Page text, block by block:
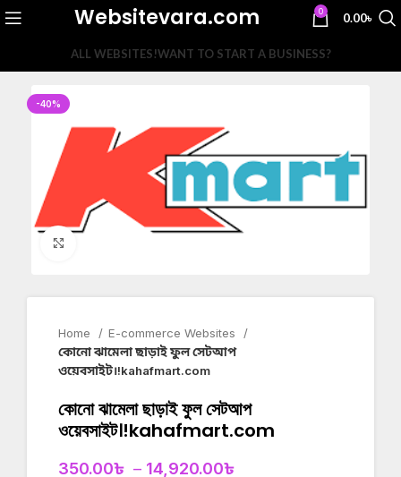
Websitevara.com 0 0.00৳
ALL WEBSITES!WANT TO START A BUSINESS?
-40%
Home
E-commerce Websites
কোনো ঝামেলা ছাড়াই ফুল সেটআপ
ওয়েবসাইট।!kahafmart.com
কোনো ঝামেলা ছাড়াই ফুল সেটআপ
ওয়েবসাইট।!kahafmart.com
350.00৳ – 14,920.00৳